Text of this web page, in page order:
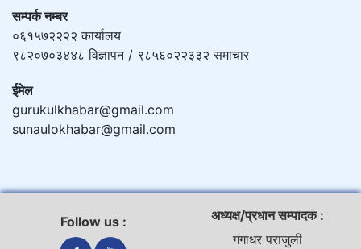
सम्पर्क नम्बर
०६१५७२२२२ कार्यालय
९८२०७०३४४८ विज्ञापन / ९८५६०२२३३२ समाचार
ईमेल
gurukulkhabar@gmail.com
sunaulokhabar@gmail.com
Follow us :
अध्यक्ष/प्रधान सम्पादक :
गंगाधर पराजुली